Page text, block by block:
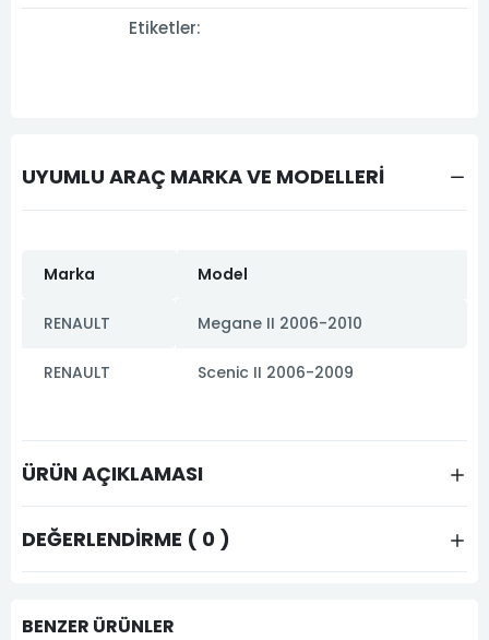
Etiketler:
UYUMLU ARAÇ MARKA VE MODELLERİ
Marka Model
RENAULT Megane II 2006-2010
RENAULT Scenic II 2006-2009
ÜRÜN AÇIKLAMASI
DEĞERLENDIRME ( 0 )
BENZER ÜRÜNLER